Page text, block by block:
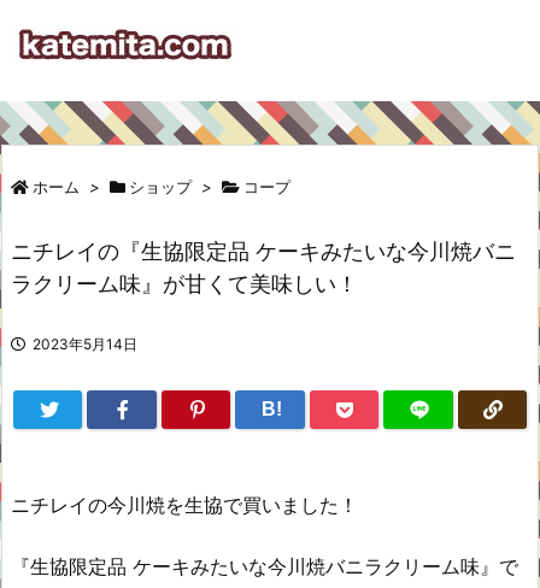
ホーム > ショップ > コープ
ニチレイの『生協限定品 ケーキみたいな今川焼バニ
ラクリーム味』が甘くて美味しい！
2023年5月14日
B!
ニチレイの今川焼を生協で買いました！
『生協限定品 ケーキみたいな今川焼バニラクリーム味』で